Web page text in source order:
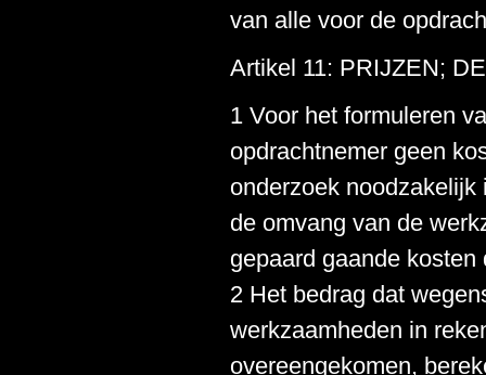
van alle voor de
Artikel 11: PRIJZEN;
1 Voor het formuleren
opdrachtnemer geen
onderzoek
de omvang van de
gepaard gaande
2 Het bedrag dat
werkzaamheden in
overeengekomen,